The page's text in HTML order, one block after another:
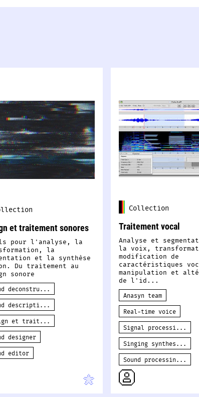
et traitement sonores
pour l'analyse, la
la
et la synthèse
Du traitement au
sonore
deconstru...
descripti...
et trait...
designer
editor
Collection
Traitement vocal
Analyse et
la voix,
modification de
caractéristiques
manipulation et
de l'id...
Anasyn team
Real-time voice
Signal processi...
Singing synthes...
Sound processin...